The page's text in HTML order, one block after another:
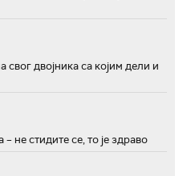
свог двојника са којим дели и
не стидите се, то је здраво